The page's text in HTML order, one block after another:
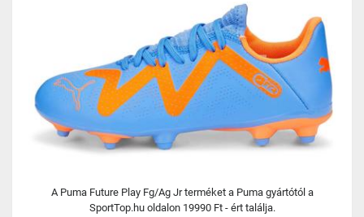
A Puma Future Play Fg/Ag Jr terméket a Puma gyártótól a
SportTop.hu oldalon 19990 Ft - ért találja.